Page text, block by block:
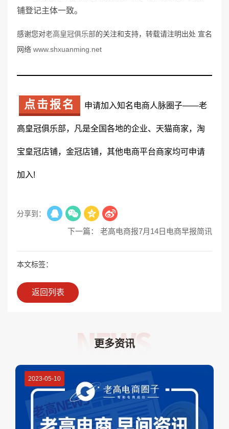
铺登记主体一致。
感谢您对老高皇冠俱乐部的关注和支持，转载请注明出处 宣名
网络 www.shxuanming.net
点击报名 申请加入知名电商人脉圈子——老
高皇冠俱乐部，凡是全国各地的企业、天猫商家，淘
宝皇冠店铺，金冠店铺，其他电商平台商家均可申请
加入!
分享到：
下一篇： 老高电商报7月14日电商早报简讯
本文标签：
返回列表
更多资讯
2023-05-10